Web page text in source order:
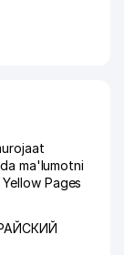
ma'lumotni
Pages